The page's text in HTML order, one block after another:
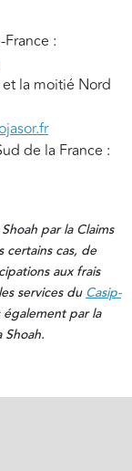
:
la moitié Nord
de la France :
par la Claims
certains cas, de
aux frais
services duCasip-
par la